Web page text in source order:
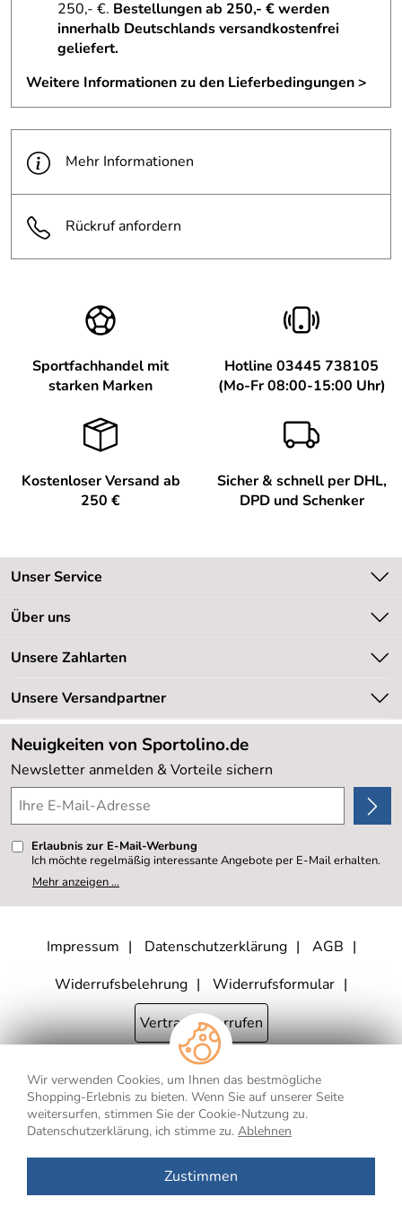
Wir verwenden Cookies, um Ihnen das bestmögliche
Shopping-Erlebnis zu bieten. Wenn Sie auf unserer Seite
weitersurfen, stimmen Sie der Cookie-Nutzung zu.
Datenschutzerklärung, ich stimme zu. Ablehnen
Zustimmen
Wir sind ein online-Handel, ohne Schaufenster- oder
Ausstellungsware. Auch benutzte Ware geht nicht in
den Verkauf bzw. wird nicht Retour genommen.
Anprobiert werden darf /muss, wie in einem
Lösungen für den Kunden, d.h. Rücknahme oder
Tausch, wenn nicht selbst genutzt. Dies lässt sich
prüfen und nachvollziehen. Ein fairer Shop freut sich
über faire Kunden.
250,- €. Bestellungen ab 250,- € werden
innerhalb Deutschlands versandkostenfrei
geliefert.
Weitere Informationen zu den Lieferbedingungen >
Mehr Informationen
Rückruf anfordern
Sportfachhandel mit
starken Marken
Hotline 03445 738105
(Mo-Fr 08:00-15:00 Uhr)
Kostenloser Versand ab
250 €
Sicher & schnell per DHL,
DPD und Schenker
Unser Service
Kontakt
Newsletter
Retourenabwicklung
Lieferbedingungen
Kundenlogin
Über uns
Unsere Bestseller
Neu
Sale %
Kundenbewertungen (20.178)
4,8/5*****
Unsere Zahlarten
Unsere Versandpartner
Neuigkeiten von Sportolino.de
Newsletter anmelden & Vorteile sichern
Erlaubnis zur E-Mail-Werbung
Ich möchte regelmäßig interessante Angebote per E-Mail erhalten.
Meine E-Mail-Adresse wird nicht an andere Unternehmen
weitergegeben. Zu statistischen Zwecken wird in anonymer Form
kann ich jederzeit mit Wirkung für die Zukunft widerrufen, indem ich
den Link "Abmelden" am Ende des Newsletters anklicke oder die
Datenschutzerklärung habe ich zur Kenntnis genommen.
Mehr anzeigen ...
Impressum Datenschutzerklärung
AGB
Widerrufsbelehrung
Widerrufsformular
Vertrag widerrufen
* Alle Preisangaben inkl. MwSt., bis 250,- € Bestellwert zzgl.
Versandkosten, ab 250,- € Bestellwert inkl.Versandkosteninnerhalb
Deutschlands
** Gilt für Lieferungen nach Deutschland. Lieferzeiten für andere Länder